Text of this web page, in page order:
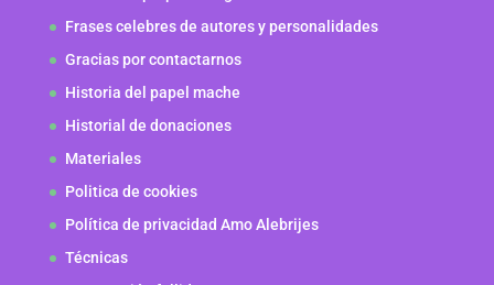
Frases celebres de autores y personalidades
Gracias por contactarnos
Historia del papel mache
Historial de donaciones
Materiales
Politica de cookies
Política de privacidad Amo Alebrijes
Técnicas